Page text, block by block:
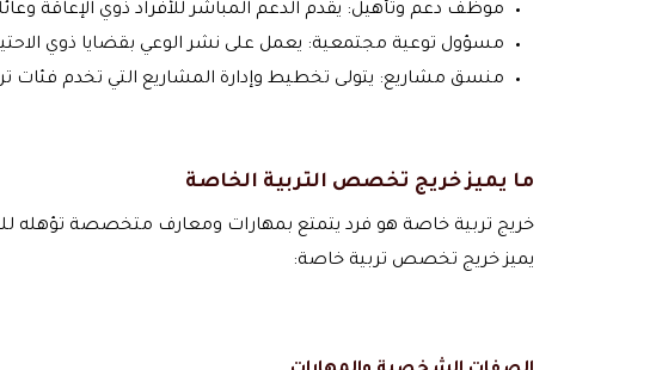
موظف دعم وتأهيل: يقدم الدعم المباشر للأفراد ذوي الإعاقة
مسؤول توعية مجتمعية: يعمل على نشر الوعي بقضايا ذوي
منسق مشاريع: يتولى تخطيط وإدارة المشاريع التي تخدم فئات
ما يميز خريج تخصص التربية الخاصة
خريج تربية خاصة هو فرد يتمتع بمهارات ومعارف متخصصة تؤهله
يميز خريج تخصص تربية خاصة: